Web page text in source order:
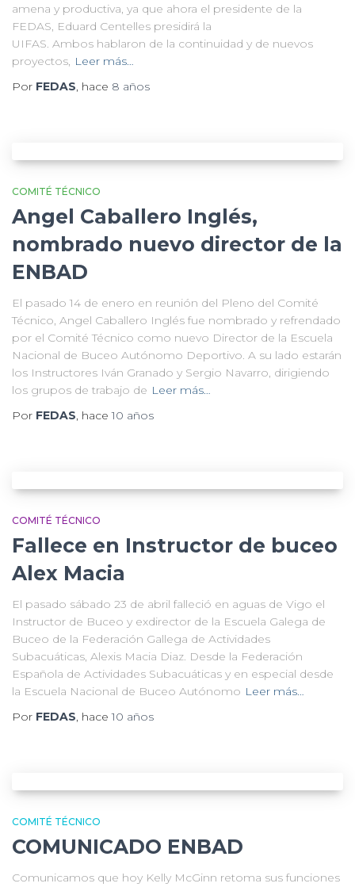
amena y productiva, ya que ahora el presidente de la
FEDAS, Eduard Centelles presidirá la
UIFAS. Ambos hablaron de la continuidad y de nuevos
proyectos, Leer más…
Por FEDAS, hace 8 años
COMITÉ TÉCNICO
Angel Caballero Inglés,
nombrado nuevo director de la
ENBAD
El pasado 14 de enero en reunión del Pleno del Comité
Técnico, Angel Caballero Inglés fue nombrado y refrendado
por el Comité Técnico como nuevo Director de la Escuela
Nacional de Buceo Autónomo Deportivo. A su lado estarán
los Instructores Iván Granado y Sergio Navarro, dirigiendo
los grupos de trabajo de Leer más…
Por FEDAS, hace10 años
COMITÉ TÉCNICO
Fallece en Instructor de buceo
Alex Macia
El pasado sábado 23 de abril falleció en aguas de Vigo el
Instructor de Buceo y exdirector de la Escuela Galega de
Buceo de la Federación Gallega de Actividades
Subacuáticas, Alexis Macia Diaz. Desde la Federación
Española de Actividades Subacuáticas y en especial desde
la Escuela Nacional de Buceo Autónomo Leer más…
Por FEDAS, hace10 años
COMITÉ TÉCNICO
COMUNICADO ENBAD
Comunicamos que hoy Kelly McGinn retoma sus funciones